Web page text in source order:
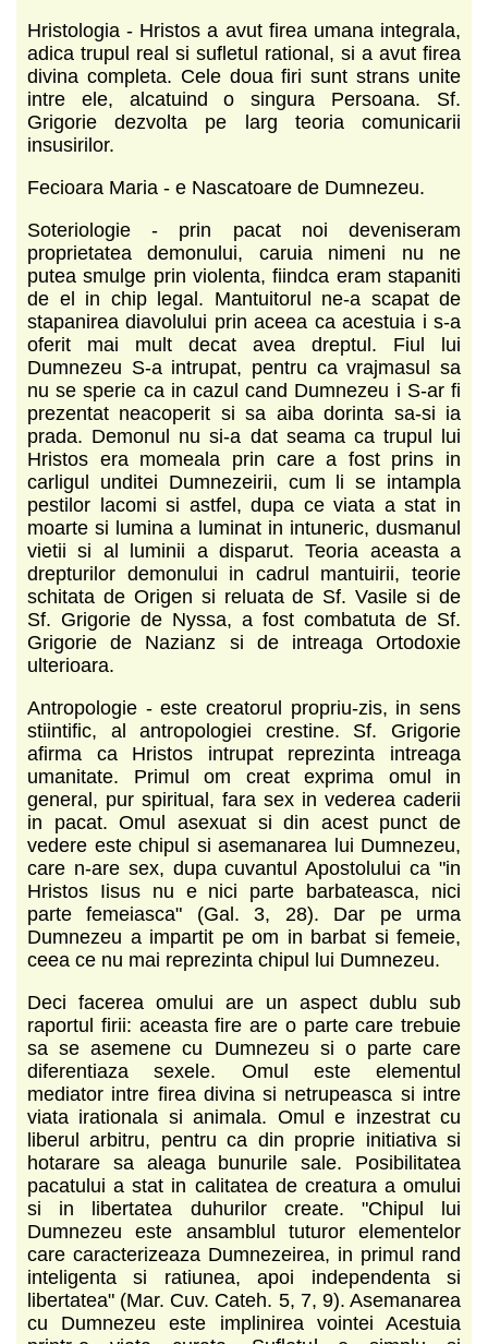
Hristologia - Hristos a avut firea umana integrala,
adica trupul real si sufletul rational, si a avut firea
divina completa. Cele doua firi sunt strans unite
intre ele, alcatuind o singura Persoana. Sf.
Grigorie dezvolta pe larg teoria comunicarii
insusirilor.
Fecioara Maria - e Nascatoare de Dumnezeu.
Soteriologie - prin pacat noi deveniseram
proprietatea demonului, caruia nimeni nu ne
putea smulge prin violenta, fiindca eram stapaniti
de el in chip legal. Mantuitorul ne-a scapat de
stapanirea diavolului prin aceea ca acestuia i s-a
oferit mai mult decat avea dreptul. Fiul lui
Dumnezeu S-a intrupat, pentru ca vrajmasul sa
nu se sperie ca in cazul cand Dumnezeu i S-ar fi
prezentat neacoperit si sa aiba dorinta sa-si ia
prada. Demonul nu si-a dat seama ca trupul lui
Hristos era momeala prin care a fost prins in
carligul unditei Dumnezeirii, cum li se intampla
pestilor lacomi si astfel, dupa ce viata a stat in
moarte si lumina a luminat in intuneric, dusmanul
vietii si al luminii a disparut. Teoria aceasta a
drepturilor demonului in cadrul mantuirii, teorie
schitata de Origen si reluata de Sf. Vasile si de
Sf. Grigorie de Nyssa, a fost combatuta de Sf.
Grigorie de Nazianz si de intreaga Ortodoxie
ulterioara.
Antropologie - este creatorul propriu-zis, in sens
stiintific, al antropologiei crestine. Sf. Grigorie
afirma ca Hristos intrupat reprezinta intreaga
umanitate. Primul om creat exprima omul in
general, pur spiritual, fara sex in vederea caderii
in pacat. Omul asexuat si din acest punct de
vedere este chipul si asemanarea lui Dumnezeu,
care n-are sex, dupa cuvantul Apostolului ca "in
Hristos Iisus nu e nici parte barbateasca, nici
parte femeiasca" (Gal. 3, 28). Dar pe urma
Dumnezeu a impartit pe om in barbat si femeie,
ceea ce nu mai reprezinta chipul lui Dumnezeu.
Deci facerea omului are un aspect dublu sub
raportul firii: aceasta fire are o parte care trebuie
sa se asemene cu Dumnezeu si o parte care
diferentiaza sexele. Omul este elementul
mediator intre firea divina si netrupeasca si intre
viata irationala si animala. Omul e inzestrat cu
liberul arbitru, pentru ca din proprie initiativa si
hotarare sa aleaga bunurile sale. Posibilitatea
pacatului a stat in calitatea de creatura a omului
si in libertatea duhurilor create. "Chipul lui
Dumnezeu este ansamblul tuturor elementelor
care caracterizeaza Dumnezeirea, in primul rand
inteligenta si ratiunea, apoi independenta si
libertatea" (Mar. Cuv. Cateh. 5, 7, 9). Asemanarea
cu Dumnezeu este implinirea vointei Acestuia